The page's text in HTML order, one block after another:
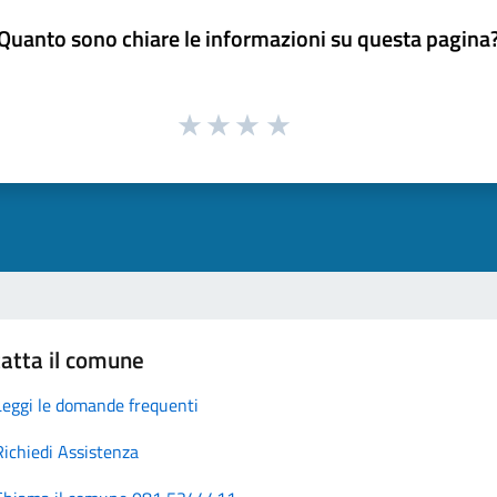
sono chiare le informazioni su questa
il comune
le domande frequenti
Assistenza